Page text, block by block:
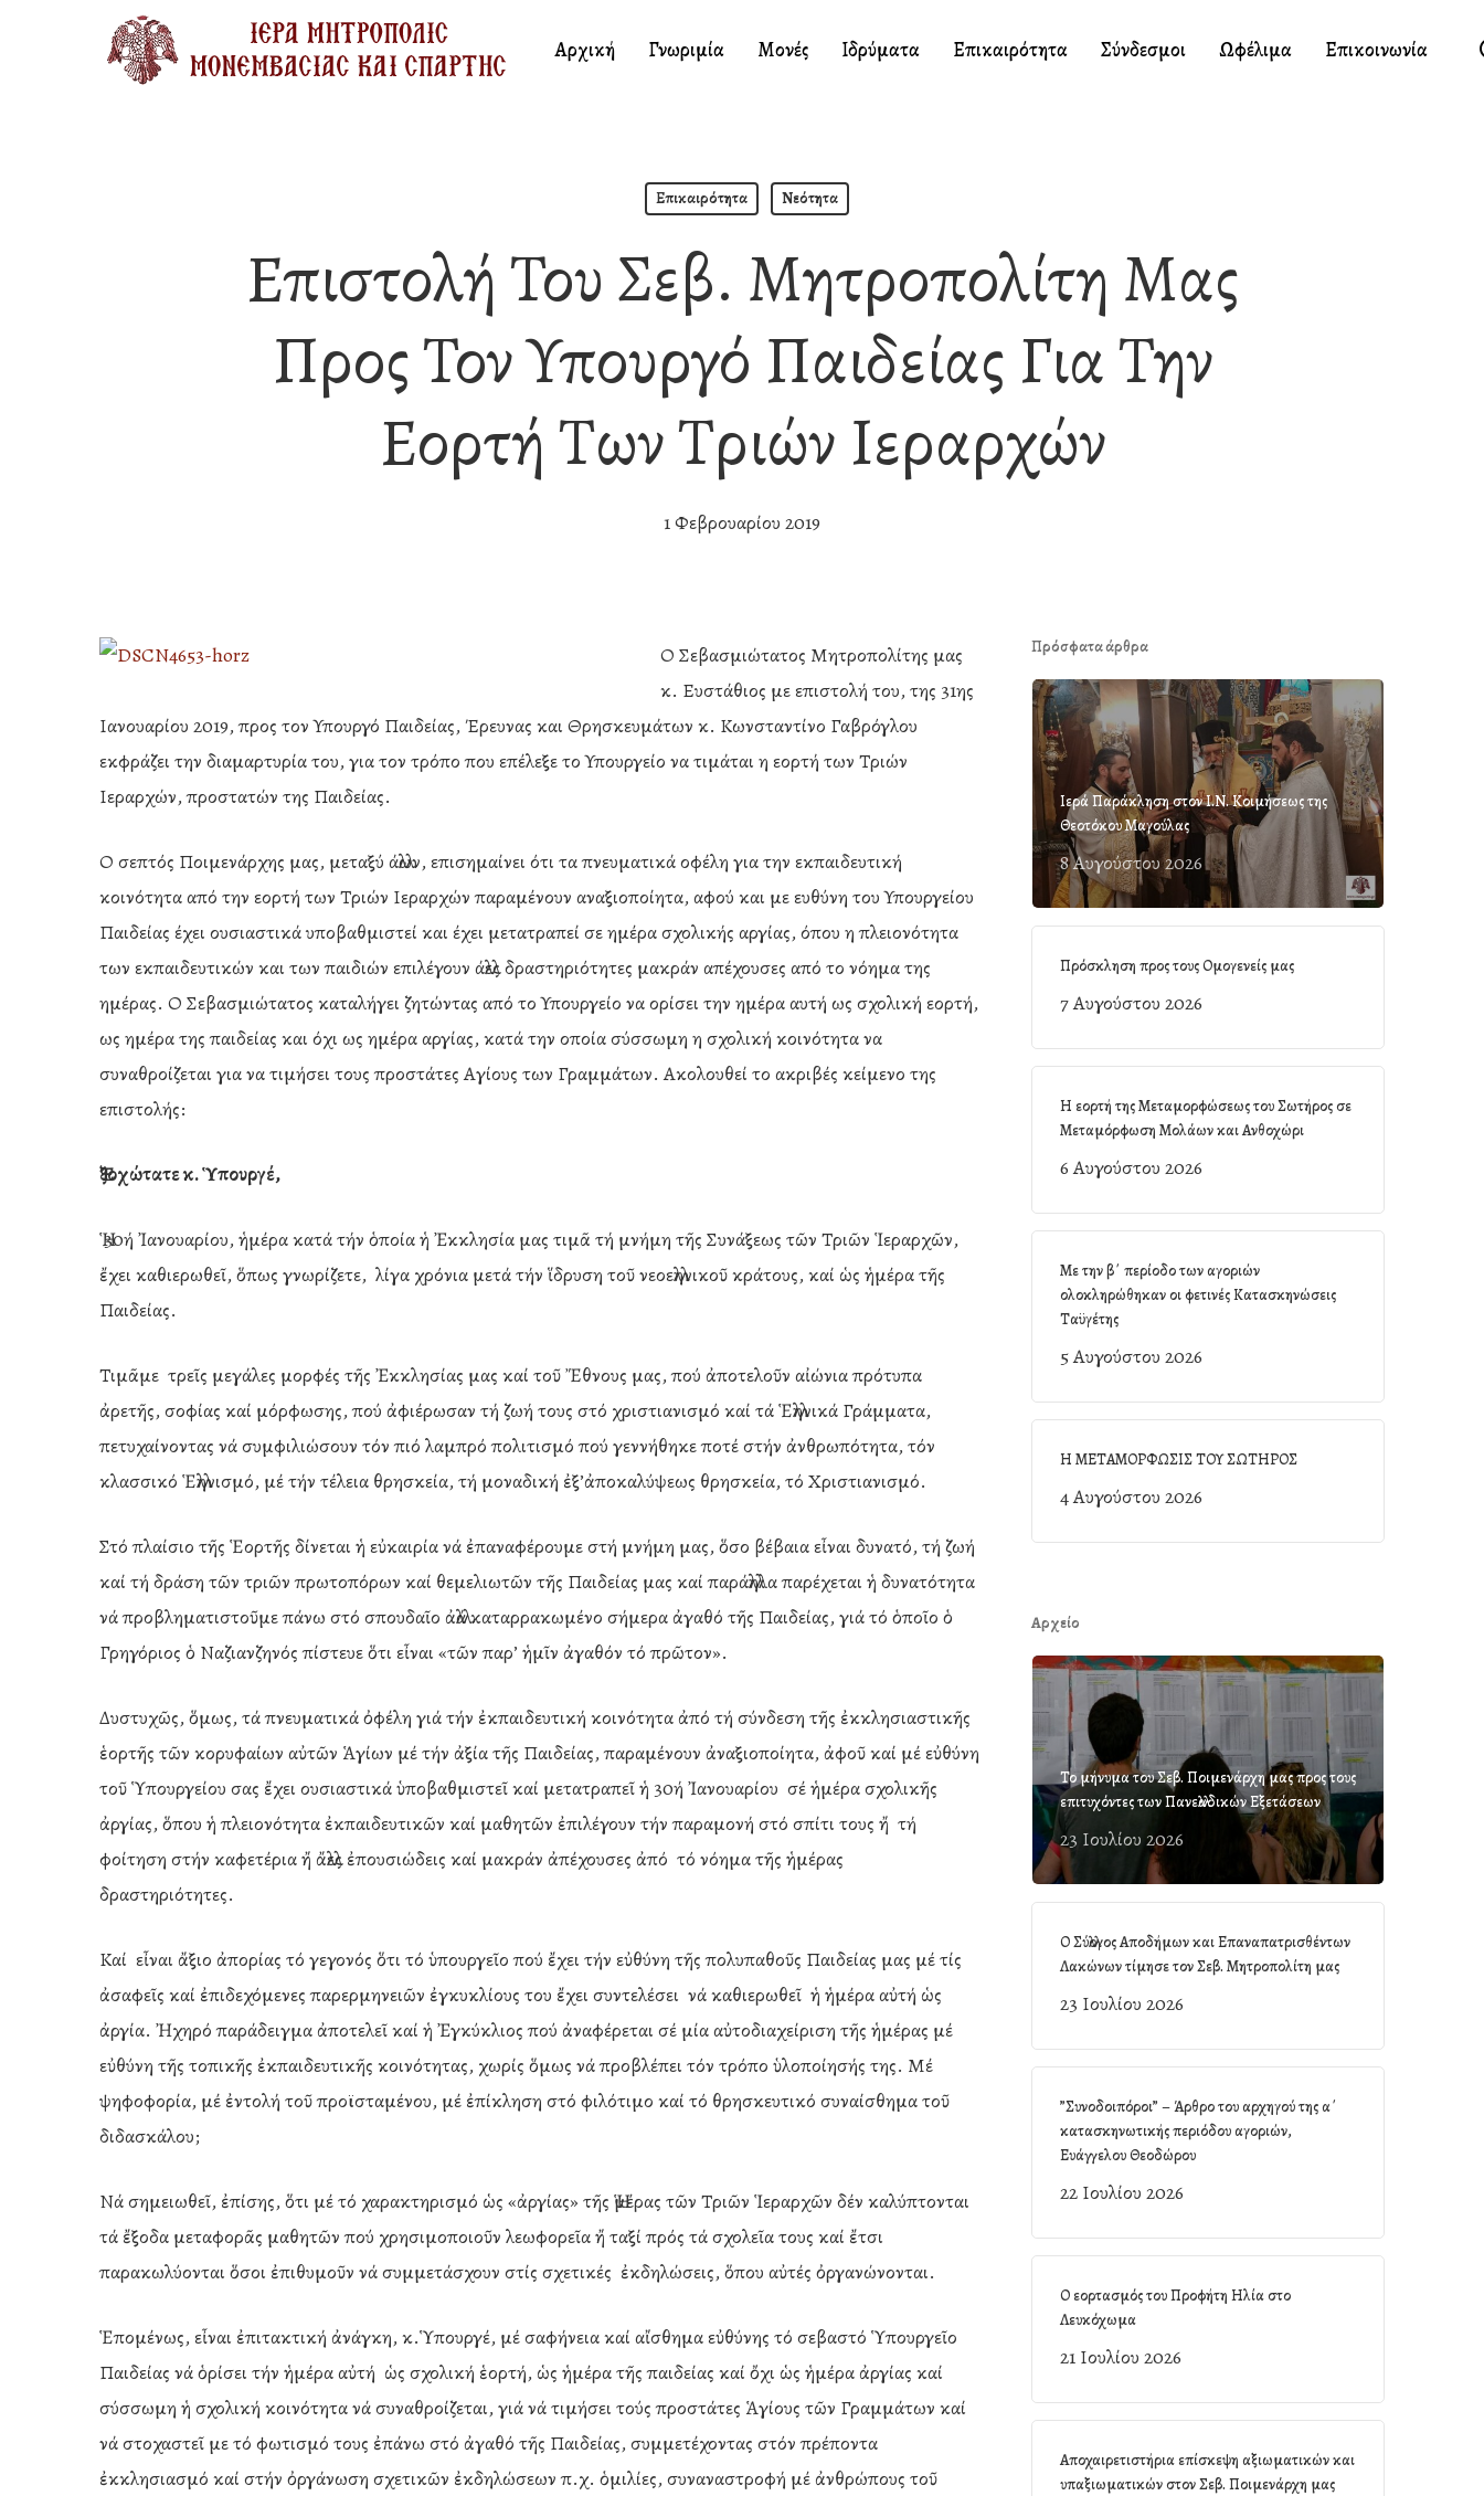
Hit enter to search or ESC to close
Αρχική Γνωριμία Μονές Ιδρύματα Επικαιρότητα Σύνδεσμοι Ωφέλιμα Επικοινωνία
Επικαιρότητα Νεότητα
Επιστολή Του Σεβ. Μητροπολίτη Μας
Προς Τον Υπουργό Παιδείας Για Την
Εορτή Των Τριών Ιεραρχών
1 Φεβρουαρίου 2019
Ο Σεβασμιώτατος Μητροπολίτης μας
κ. Ευστάθιος με επιστολή του, της 31ης
Ιανουαρίου 2019, προς τον Υπουργό Παιδείας, Έρευνας και Θρησκευμάτων κ. Κωνσταντίνο Γαβρόγλου
εκφράζει την διαμαρτυρία του, για τον τρόπο που επέλεξε το Υπουργείο να τιμάται η εορτή των Τριών
Ιεραρχών, προστατών της Παιδείας.
Ο σεπτός Ποιμενάρχης μας, μεταξύ άλλων, επισημαίνει ότι τα πνευματικά οφέλη για την εκπαιδευτική
κοινότητα από την εορτή των Τριών Ιεραρχών παραμένουν αναξιοποίητα, αφού και με ευθύνη του Υπουργείου
Παιδείας έχει ουσιαστικά υποβαθμιστεί και έχει μετατραπεί σε ημέρα σχολικής αργίας, όπου η πλειονότητα
των εκπαιδευτικών και των παιδιών επιλέγουν άλλες δραστηριότητες μακράν απέχουσες από το νόημα της
ημέρας. Ο Σεβασμιώτατος καταλήγει ζητώντας από το Υπουργείο να ορίσει την ημέρα αυτή ως σχολική εορτή,
ως ημέρα της παιδείας και όχι ως ημέρα αργίας, κατά την οποία σύσσωμη η σχολική κοινότητα να
συναθροίζεται για να τιμήσει τους προστάτες Αγίους των Γραμμάτων. Ακολουθεί το ακριβές κείμενο της
επιστολής:
Ἐξοχώτατε κ. Ὑπουργέ,
Ἡ 30ή Ἰανουαρίου, ἡμέρα κατά τήν ὁποία ἡ Ἐκκλησία μας τιμᾶ τή μνήμη τῆς Συνάξεως τῶν Τριῶν Ἱεραρχῶν,
ἔχει καθιερωθεῖ, ὅπως γνωρίζετε, λίγα χρόνια μετά τήν ἵδρυση τοῦ νεοελληνικοῦ κράτους, καί ὡς ἡμέρα τῆς
Παιδείας.
Τιμᾶμε τρεῖς μεγάλες μορφές τῆς Ἐκκλησίας μας καί τοῦ Ἔθνους μας, πού ἀποτελοῦν αἰώνια πρότυπα
ἀρετῆς, σοφίας καί μόρφωσης, πού ἀφιέρωσαν τή ζωή τους στό χριστιανισμό καί τά Ἑλληνικά Γράμματα,
πετυχαίνοντας νά συμφιλιώσουν τόν πιό λαμπρό πολιτισμό πού γεννήθηκε ποτέ στήν ἀνθρωπότητα, τόν
κλασσικό Ἑλληνισμό, μέ τήν τέλεια θρησκεία, τή μοναδική ἐξ’ἀποκαλύψεως θρησκεία, τό Χριστιανισμό.
Στό πλαίσιο τῆς Ἑορτῆς δίνεται ἡ εὐκαιρία νά ἐπαναφέρουμε στή μνήμη μας, ὅσο βέβαια εἶναι δυνατό, τή ζωή
καί τή δράση τῶν τριῶν πρωτοπόρων καί θεμελιωτῶν τῆς Παιδείας μας καί παράλληλα παρέχεται ἡ δυνατότητα
νά προβληματιστοῦμε πάνω στό σπουδαῖο ἀλλά καταρρακωμένο σήμερα ἀγαθό τῆς Παιδείας, γιά τό ὁποῖο ὁ
Γρηγόριος ὁ Ναζιανζηνός πίστευε ὅτι εἶναι «τῶν παρ’ ἡμῖν ἀγαθόν τό πρῶτον».
Δυστυχῶς, ὅμως, τά πνευματικά ὀφέλη γιά τήν ἐκπαιδευτική κοινότητα ἀπό τή σύνδεση τῆς ἐκκλησιαστικῆς
ἑορτῆς τῶν κορυφαίων αὐτῶν Ἁγίων μέ τήν ἀξία τῆς Παιδείας, παραμένουν ἀναξιοποίητα, ἀφοῦ καί μέ εὐθύνη
τοῦ Ὑπουργείου σας ἔχει ουσιαστικά ὑποβαθμιστεῖ καί μετατραπεῖ ἡ 30ή Ἰανουαρίου σέ ἡμέρα σχολικῆς
ἀργίας, ὅπου ἡ πλειονότητα ἐκπαιδευτικῶν καί μαθητῶν ἐπιλέγουν τήν παραμονή στό σπίτι τους ἤ τή
φοίτηση στήν καφετέρια ἤ ἄλλες ἐπουσιώδεις καί μακράν ἀπέχουσες ἀπό τό νόημα τῆς ἡμέρας
δραστηριότητες.
Καί εἶναι ἄξιο ἀπορίας τό γεγονός ὅτι τό ὑπουργεῖο πού ἔχει τήν εὐθύνη τῆς πολυπαθοῦς Παιδείας μας μέ τίς
ἀσαφεῖς καί ἐπιδεχόμενες παρερμηνειῶν ἐγκυκλίους του ἔχει συντελέσει νά καθιερωθεῖ ἡ ἡμέρα αὐτή ὡς
ἀργία. Ἠχηρό παράδειγμα ἀποτελεῖ καί ἡ Ἐγκύκλιος πού ἀναφέρεται σέ μία αὐτοδιαχείριση τῆς ἡμέρας μέ
εὐθύνη τῆς τοπικῆς ἐκπαιδευτικῆς κοινότητας, χωρίς ὅμως νά προβλέπει τόν τρόπο ὑλοποίησής της. Μέ
ψηφοφορία, μέ ἐντολή τοῦ προϊσταμένου, μέ ἐπίκληση στό φιλότιμο καί τό θρησκευτικό συναίσθημα τοῦ
διδασκάλου;
Νά σημειωθεῖ, ἐπίσης, ὅτι μέ τό χαρακτηρισμό ὡς «ἀργίας» τῆς Ἡμέρας τῶν Τριῶν Ἱεραρχῶν δέν καλύπτονται
τά ἔξοδα μεταφορᾶς μαθητῶν πού χρησιμοποιοῦν λεωφορεῖα ἤ ταξί πρός τά σχολεῖα τους καί ἔτσι
παρακωλύονται ὅσοι ἐπιθυμοῦν νά συμμετάσχουν στίς σχετικές ἐκδηλώσεις, ὅπου αὐτές ὀργανώνονται.
Ἑπομένως, εἶναι ἐπιτακτική ἀνάγκη, κ.Ὑπουργέ, μέ σαφήνεια καί αἴσθημα εὐθύνης τό σεβαστό Ὑπουργεῖο
Παιδείας νά ὁρίσει τήν ἡμέρα αὐτή ὡς σχολική ἑορτή, ὡς ἡμέρα τῆς παιδείας καί ὄχι ὡς ἡμέρα ἀργίας καί
σύσσωμη ἡ σχολική κοινότητα νά συναθροίζεται, γιά νά τιμήσει τούς προστάτες Ἁγίους τῶν Γραμμάτων καί
νά στοχαστεῖ με τό φωτισμό τους ἐπάνω στό ἀγαθό τῆς Παιδείας, συμμετέχοντας στόν πρέποντα
ἐκκλησιασμό καί στήν ὀργάνωση σχετικῶν ἐκδηλώσεων π.χ. ὁμιλίες, συναναστροφή μέ ἀνθρώπους τοῦ
Πρόσφατα άρθρα
Ιερά Παράκληση στον Ι.Ν. Κοιμήσεως της
Θεοτόκου Μαγούλας
8 Αυγούστου 2026
Πρόσκληση προς τους Ομογενείς μας
7 Αυγούστου 2026
Η εορτή της Μεταμορφώσεως του Σωτήρος σε
Μεταμόρφωση Μολάων και Ανθοχώρι
6 Αυγούστου 2026
Με την β΄ περίοδο των αγοριών
ολοκληρώθηκαν οι φετινές Κατασκηνώσεις
Ταϋγέτης
5 Αυγούστου 2026
Η ΜΕΤΑΜΟΡΦΩΣΙΣ ΤΟΥ ΣΩΤΗΡΟΣ
4 Αυγούστου 2026
Αρχείο
Το μήνυμα του Σεβ. Ποιμενάρχη μας προς τους
επιτυχόντες των Πανελλαδικών Εξετάσεων
23 Ιουλίου 2026
Ο Σύλλογος Αποδήμων και Επαναπατρισθέντων
Λακώνων τίμησε τον Σεβ. Μητροπολίτη μας
23 Ιουλίου 2026
”Συνοδοιπόροι” – Άρθρο του αρχηγού της α΄
κατασκηνωτικής περιόδου αγοριών,
Ευάγγελου Θεοδώρου
22 Ιουλίου 2026
Ο εορτασμός του Προφήτη Ηλία στο
Λευκόχωμα
21 Ιουλίου 2026
Αποχαιρετιστήρια επίσκεψη αξιωματικών και
υπαξιωματικών στον Σεβ. Ποιμενάρχη μας